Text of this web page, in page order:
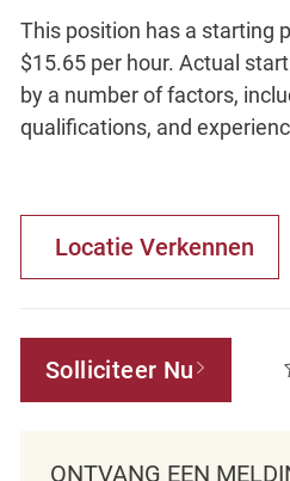
This position has a starting
$15.65 per hour. Actual
by a number of factors,
qualifications, and
Locatie Verkennen
Solliciteer Nu
ONTVANG EEN